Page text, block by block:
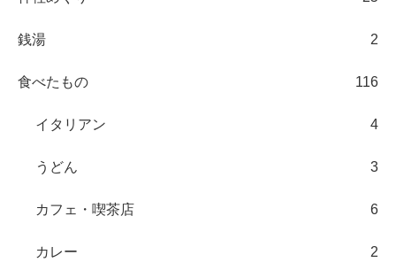
銭湯 2
食べたもの 116
イタリアン 4
うどん 3
カフェ・喫茶店 6
カレー 2